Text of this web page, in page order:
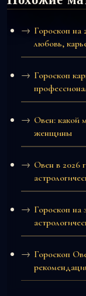
Гороскоп
любовь,
Гороскоп
Овен: какой
женщины
Овен в 2026
Гороскоп на
Гороскоп